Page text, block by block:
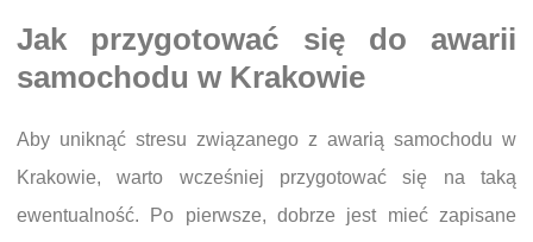
Jak przygotować się do awarii
samochodu w Krakowie
Aby uniknąć stresu związanego z awarią samochodu w
Krakowie, warto wcześniej przygotować się na taką
ewentualność. Po pierwsze, dobrze jest mieć zapisane